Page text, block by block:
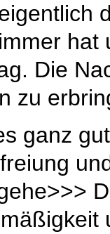
hat
Die
zu
ganz